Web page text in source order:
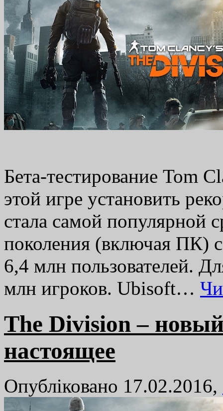
Бета-тестирование Tom
этой игре установить
стала самой популярной
поколения (включая ПК)
6,4 млн пользователей.
млн игроков. Ubisoft…
The Division –
настоящее
Опубліковано 17.02.2016,